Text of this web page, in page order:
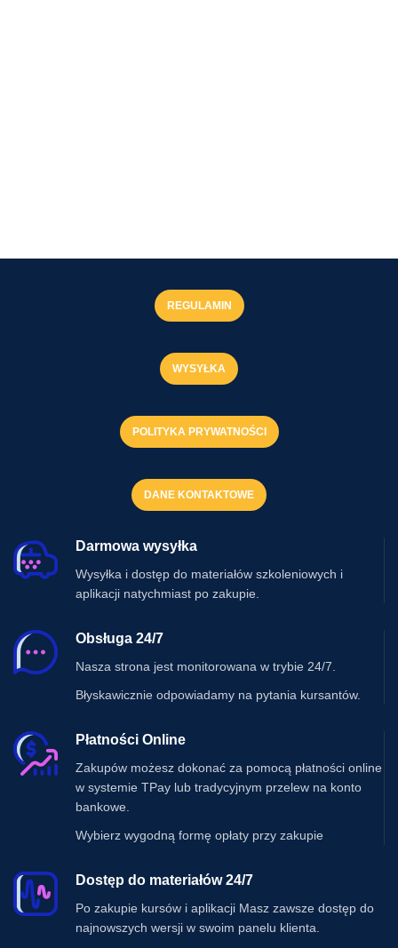
REGULAMIN
WYSYŁKA
POLITYKA PRYWATNOŚCI
DANE KONTAKTOWE
Darmowa wysyłka
Wysyłka i dostęp do materiałów szkoleniowych i
aplikacji natychmiast po zakupie.
Obsługa 24/7
Nasza strona jest monitorowana w trybie 24/7.
Błyskawicznie odpowiadamy na pytania kursantów.
Płatności Online
Zakupów możesz dokonać za pomocą płatności online
w systemie TPay lub tradycyjnym przelew na konto
bankowe.
Wybierz wygodną formę opłaty przy zakupie
Dostęp do materiałów 24/7
Po zakupie kursów i aplikacji Masz zawsze dostęp do
najnowszych wersji w swoim panelu klienta.